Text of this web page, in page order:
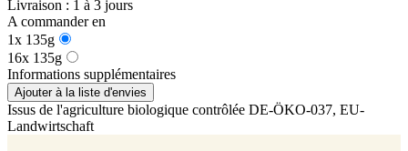
Livraison : 1 à 3 jours
A commander en
1x 135g
16x 135g
Informations supplémentaires
Ajouter à la liste d'envies
Issus de l'agriculture biologique contrôlée DE-ÖKO-037, EU-
Landwirtschaft